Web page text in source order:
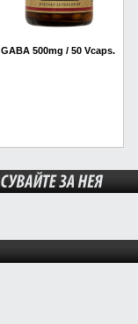
GABA 500mg / 50 Vcaps.